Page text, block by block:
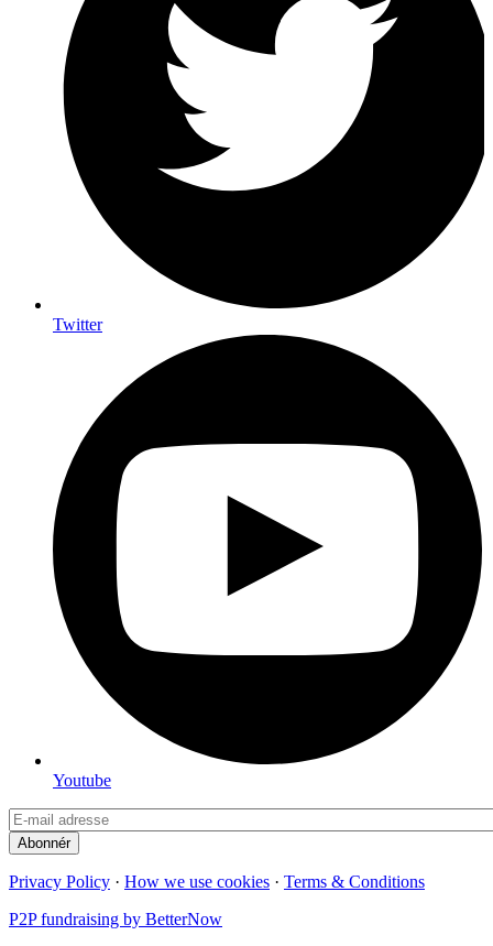
Twitter
Youtube
Privacy Policy · How we use cookies · Terms & Conditions
P2P fundraising by BetterNow